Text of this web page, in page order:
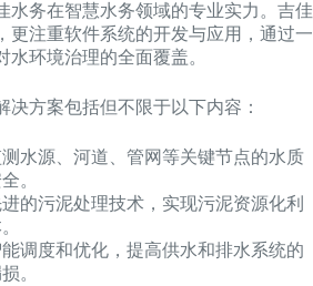
水务在智慧水务领域的专业实力。吉佳
更注重软件系统的开发与应用，通过一
环境治理的全面覆盖。
决方案包括但不限于以下内容：
测水源、河道、管网等关键节点的水质
。
进的污泥处理技术，实现污泥资源化利
能调度和优化，提高供水和排水系统的
。